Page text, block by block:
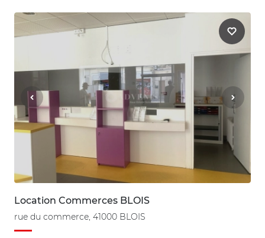
Location Commerces BLOIS
rue du commerce, 41000 BLOIS